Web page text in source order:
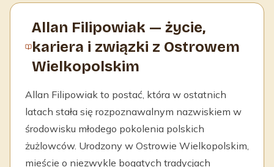
Allan Filipowiak — życie,
kariera i związki z Ostrowem
Wielkopolskim
Allan Filipowiak to postać, która w ostatnich
latach stała się rozpoznawalnym nazwiskiem w
środowisku młodego pokolenia polskich
żużlowców. Urodzony w Ostrowie Wielkopolskim,
mieście o niezwykle bogatych tradycjach